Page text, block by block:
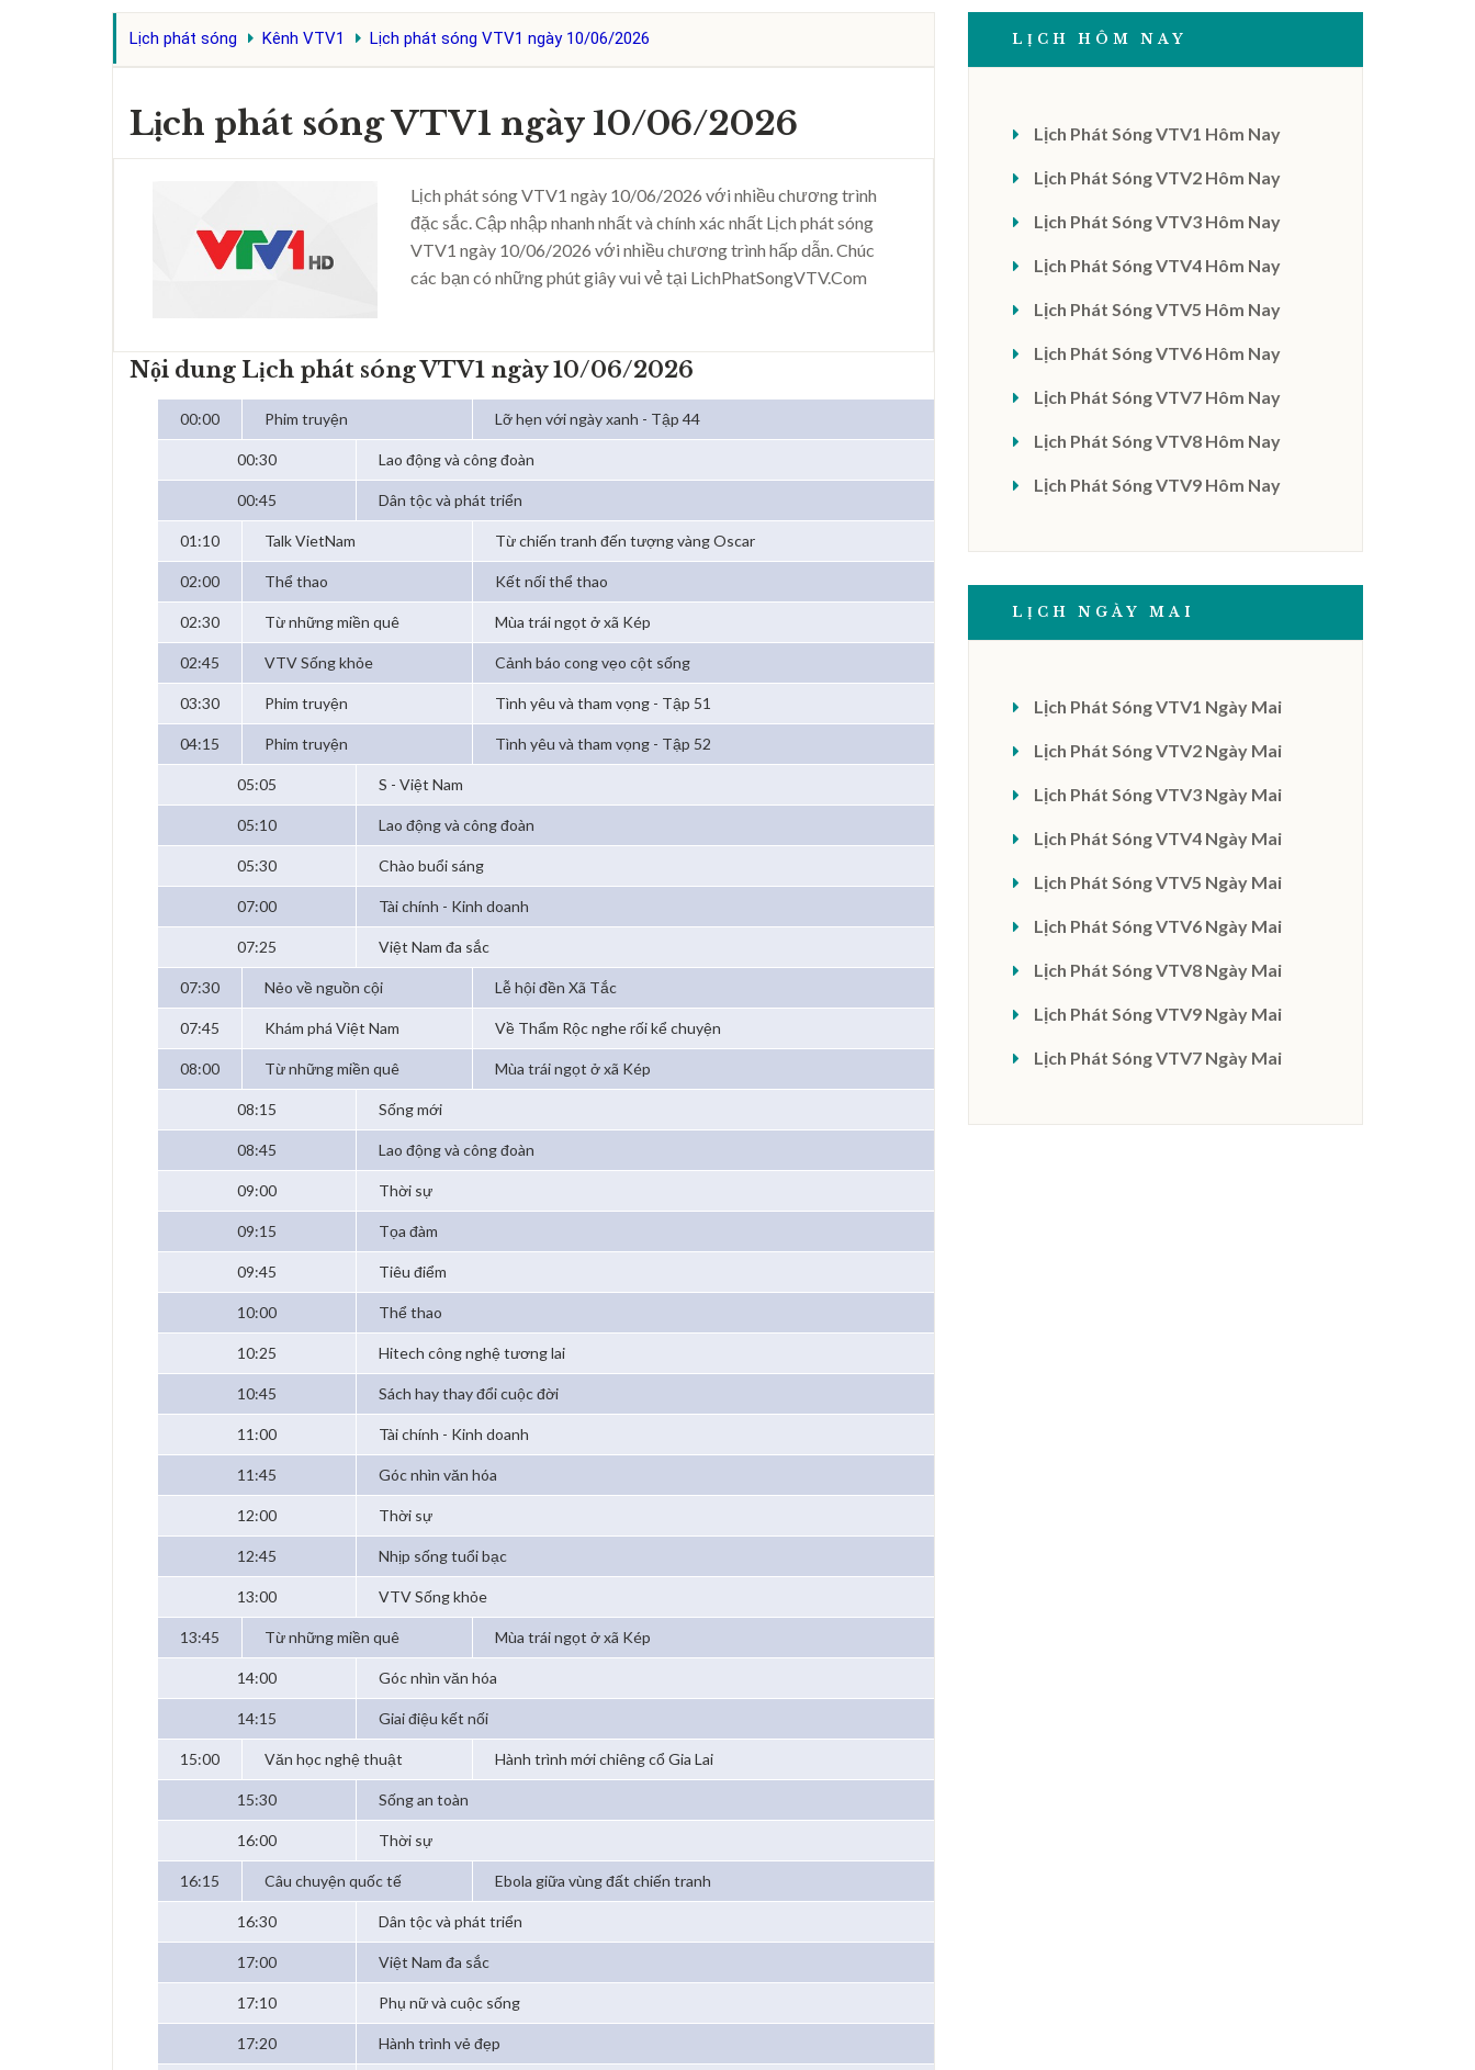
Lịch phát sóng Kênh VTV1 Lịch phát sóng VTV1 ngày 10/06/2026
Lịch phát sóng VTV1 ngày 10/06/2026
Lịch phát sóng VTV1 ngày 10/06/2026 với nhiều chương trình
đặc sắc. Cập nhập nhanh nhất và chính xác nhất Lịch phát sóng
VTV1 ngày 10/06/2026 với nhiều chương trình hấp dẫn. Chúc
các bạn có những phút giây vui vẻ tại LichPhatSongVTV.Com
Nội dung Lịch phát sóng VTV1 ngày 10/06/2026
00:00 Phim truyện Lỡ hẹn với ngày xanh - Tập 44
00:30 Lao động và công đoàn
00:45 Dân tộc và phát triển
01:10 Talk VietNam Từ chiến tranh đến tượng vàng Oscar
02:00 Thể thao Kết nối thể thao
02:30 Từ những miền quê Mùa trái ngọt ở xã Kép
02:45 VTV Sống khỏe Cảnh báo cong vẹo cột sống
03:30 Phim truyện Tình yêu và tham vọng - Tập 51
04:15 Phim truyện Tình yêu và tham vọng - Tập 52
05:05 S - Việt Nam
05:10 Lao động và công đoàn
05:30 Chào buổi sáng
07:00 Tài chính - Kinh doanh
07:25 Việt Nam đa sắc
07:30 Nẻo về nguồn cội Lễ hội đền Xã Tắc
07:45 Khám phá Việt Nam Về Thẩm Rộc nghe rối kể chuyện
08:00 Từ những miền quê Mùa trái ngọt ở xã Kép
08:15 Sống mới
08:45 Lao động và công đoàn
09:00 Thời sự
09:15 Tọa đàm
09:45 Tiêu điểm
10:00 Thể thao
10:25 Hitech công nghệ tương lai
10:45 Sách hay thay đổi cuộc đời
11:00 Tài chính - Kinh doanh
11:45 Góc nhìn văn hóa
12:00 Thời sự
12:45 Nhịp sống tuổi bạc
13:00 VTV Sống khỏe
13:45 Từ những miền quê Mùa trái ngọt ở xã Kép
14:00 Góc nhìn văn hóa
14:15 Giai điệu kết nối
15:00 Văn học nghệ thuật Hành trình mới chiêng cổ Gia Lai
15:30 Sống an toàn
16:00 Thời sự
16:15 Câu chuyện quốc tế Ebola giữa vùng đất chiến tranh
16:30 Dân tộc và phát triển
17:00 Việt Nam đa sắc
17:10 Phụ nữ và cuộc sống
17:20 Hành trình vẻ đẹp
LỊCH HÔM NAY
Lịch Phát Sóng VTV1 Hôm Nay
Lịch Phát Sóng VTV2 Hôm Nay
Lịch Phát Sóng VTV3 Hôm Nay
Lịch Phát Sóng VTV4 Hôm Nay
Lịch Phát Sóng VTV5 Hôm Nay
Lịch Phát Sóng VTV6 Hôm Nay
Lịch Phát Sóng VTV7 Hôm Nay
Lịch Phát Sóng VTV8 Hôm Nay
Lịch Phát Sóng VTV9 Hôm Nay
LỊCH NGÀY MAI
Lịch Phát Sóng VTV1 Ngày Mai
Lịch Phát Sóng VTV2 Ngày Mai
Lịch Phát Sóng VTV3 Ngày Mai
Lịch Phát Sóng VTV4 Ngày Mai
Lịch Phát Sóng VTV5 Ngày Mai
Lịch Phát Sóng VTV6 Ngày Mai
Lịch Phát Sóng VTV8 Ngày Mai
Lịch Phát Sóng VTV9 Ngày Mai
Lịch Phát Sóng VTV7 Ngày Mai